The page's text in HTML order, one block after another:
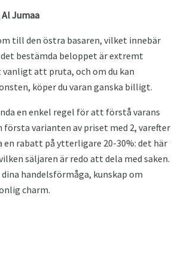
Jumaa
till den östra basaren, vilket innebär
bestämda beloppet är extremt
att pruta, och om du kan
köper du varan ganska billigt.
en enkel regel för att förstå varans
första varianten av priset med 2, varefter
en rabatt på ytterligare 20-30%: det här
säljaren är redo att dela med saken.
handelsförmåga, kunskap om
charm.